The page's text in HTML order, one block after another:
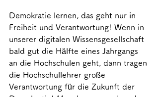
Demokratie lernen, das geht nur in
Freiheit und Verantwortung! Wenn in
unserer digitalen Wissensgesellschaft
bald gut die Hälfte eines Jahrgangs
an die Hochschulen geht, dann tragen
die Hochschullehrer große
Verantwortung für die Zukunft der